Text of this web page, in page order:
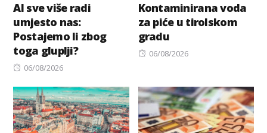
AI sve više radi
umjesto nas:
Postajemo li zbog
toga gluplji?
Posted
06/08/2026
Kontaminirana voda
za piće u tirolskom
gradu
Posted
06/08/2026